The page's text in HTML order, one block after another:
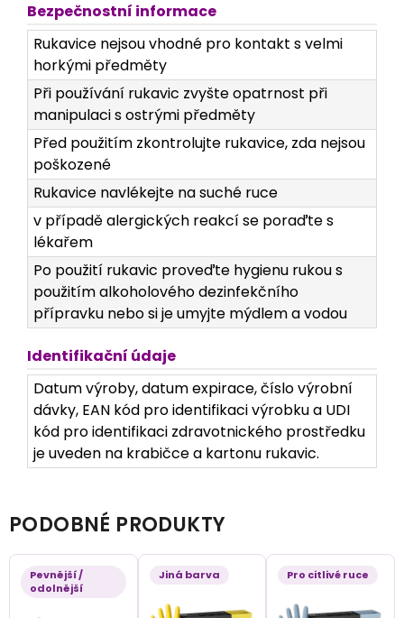
Bezpečnostní informace
Rukavice nejsou vhodné pro kontakt s velmi
horkými předměty
Při používání rukavic zvyšte opatrnost při
manipulaci s ostrými předměty
Před použitím zkontrolujte rukavice, zda nejsou
poškozené
Rukavice navlékejte na suché ruce
v případě alergických reakcí se poraďte s
lékařem
Po použití rukavic proveďte hygienu rukou s
použitím alkoholového dezinfekčního
přípravku nebo si je umyjte mýdlem a vodou
Identifikační údaje
Datum výroby, datum expirace, číslo výrobní
dávky, EAN kód pro identifikaci výrobku a UDI
kód pro identifikaci zdravotnického prostředku
je uveden na krabičce a kartonu rukavic.
PODOBNÉ PRODUKTY
Pevnější /
odolnější
Jiná barva Pro citlivé ruce